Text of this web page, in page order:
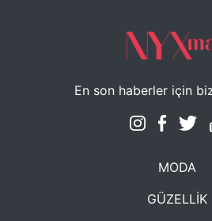
En son haberler için
MODA
GÜZELLİK